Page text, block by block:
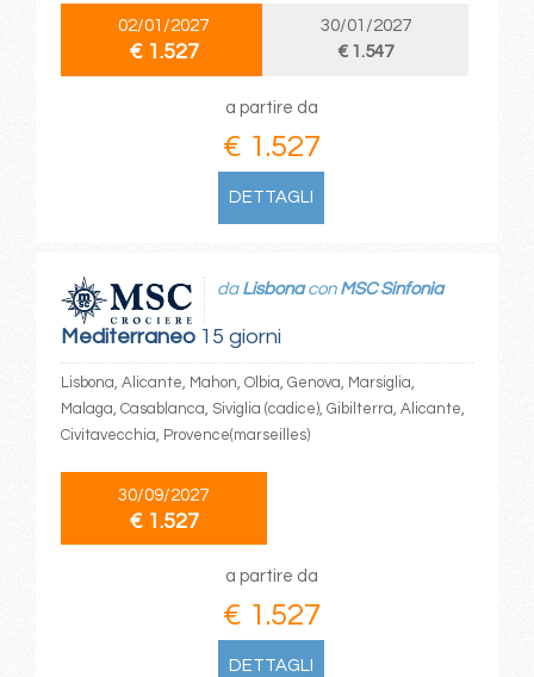
02/01/2027
€ 1.527
30/01/2027
€ 1.547
a partire da
€ 1.527
DETTAGLI
Mediterraneo15 giorni
da Lisbonacon MSC Sinfonia
Lisbona, Alicante, Mahon, Olbia, Genova, Marsiglia,
Malaga, Casablanca, Siviglia (cadice), Gibilterra, Alicante,
Civitavecchia, Provence(marseilles)
30/09/2027
€ 1.527
a partire da
€ 1.527
DETTAGLI